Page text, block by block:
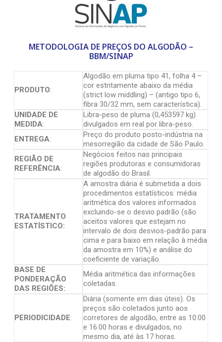
METODOLOGIA DE PREÇOS DO ALGODÃO –
BBM/SINAP
PRODUTO:
Algodão em pluma tipo 41, folha 4 –
cor estritamente abaixo da média
(strict low middling) – (antigo tipo 6,
fibra 30/32 mm, sem característica).
UNIDADE DE
MEDIDA:
Libra-peso de pluma (0,453597 kg)
divulgados em real por libra-peso.
ENTREGA:
Preço do produto posto-indústria na
mesorregião da cidade de São Paulo.
REGIÃO DE
REFERÊNCIA:
Negócios feitos nas principais
regiões produtoras e consumidoras
de algodão do Brasil.
TRATAMENTO
ESTATÍSTICO:
A amostra diária é submetida a dois
procedimentos estatísticos: média
aritmética dos valores informados
excluindo-se o desvio padrão (são
aceitos valores que estejam no
intervalo de dois desvios-padrão para
cima e para baixo em relação à média
da amostra em 10%) e análise do
coeficiente de variação.
BASE DE
PONDERAÇÃO
DAS REGIÕES:
Média aritmética das informações
coletadas.
PERIODICIDADE:
Diária (somente em dias úteis). Os
preços são coletados junto aos
corretores de algodão, entre as 10:00
e 16:00 horas e divulgados, no
mesmo dia, até às 17 horas.